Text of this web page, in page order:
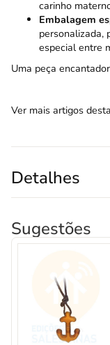
carinho
Embalagem
personalizada,
especial entre
Uma peça
Ver mais artigos
Detalhes
Sugestões